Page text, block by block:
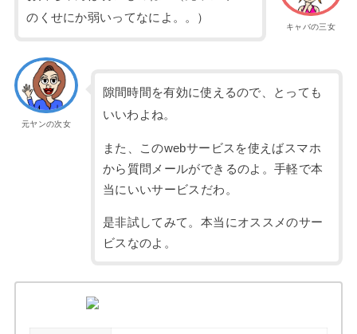
キャバの三女
のくせにか弱いってなによ。。）
元ヤンの次女
隙間時間を有効に使えるので、とっても
いいわよね。
また、このwebサービスを使えばスマホ
から質問メールができるのよ。手軽で本
当にいいサービスだわ。
是非試してみて。本当にオススメのサー
ビスなのよ。